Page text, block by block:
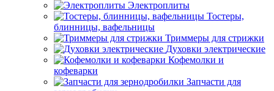
Электроплиты
Тостеры,
блинницы, вафельницы
Триммеры для стрижки
Духовки электрические
Кофемолки и
кофеварки
Запчасти для